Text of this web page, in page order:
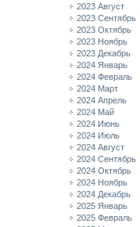
2023 Август
2023 Сентябрь
2023 Октябрь
2023 Ноябрь
2023 Декабрь
2024 Январь
2024 Февраль
2024 Март
2024 Апрель
2024 Май
2024 Июнь
2024 Июль
2024 Август
2024 Сентябрь
2024 Октябрь
2024 Ноябрь
2024 Декабрь
2025 Январь
2025 Февраль